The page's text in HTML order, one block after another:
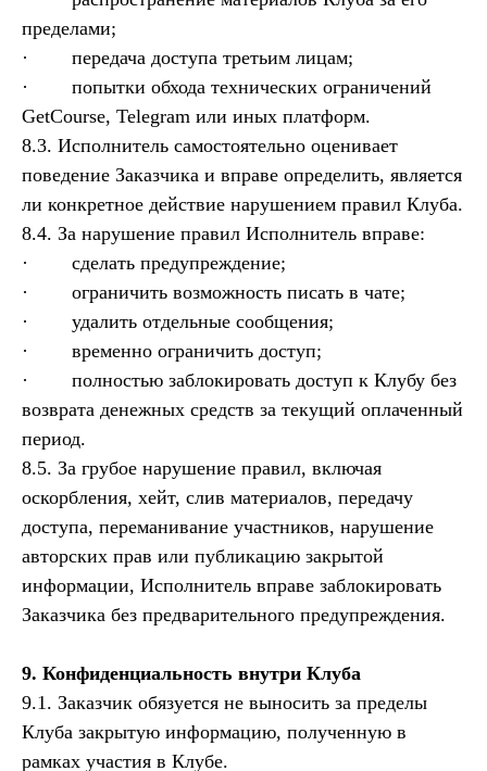
пределами;
· передача доступа третьим лицам;
· попытки обхода технических ограничений
GetCourse, Telegram или иных платформ.
8.3. Исполнитель самостоятельно оценивает
поведение Заказчика и вправе определить, является
ли конкретное действие нарушением правил Клуба.
8.4. За нарушение правил Исполнитель вправе:
· сделать предупреждение;
· ограничить возможность писать в чате;
· удалить отдельные сообщения;
· временно ограничить доступ;
· полностью заблокировать доступ к Клубу без
возврата денежных средств за текущий оплаченный
период.
8.5. За грубое нарушение правил, включая
оскорбления, хейт, слив материалов, передачу
доступа, переманивание участников, нарушение
авторских прав или публикацию закрытой
информации, Исполнитель вправе заблокировать
Заказчика без предварительного предупреждения.
9. Конфиденциальность внутри Клуба
9.1. Заказчик обязуется не выносить за пределы
Клуба закрытую информацию, полученную в
рамках участия в Клубе.